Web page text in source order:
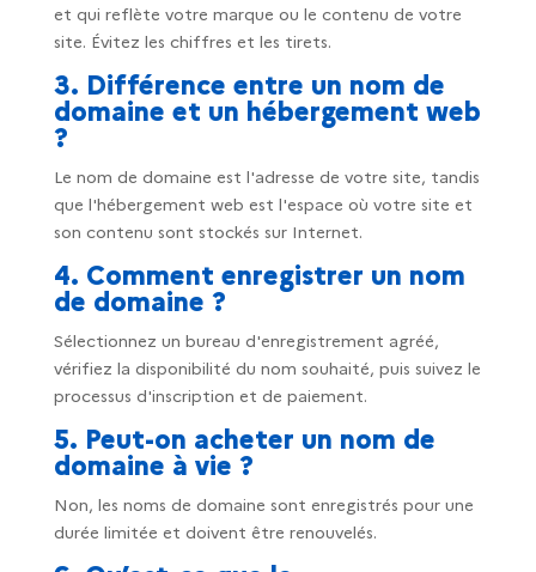
et qui reflète votre marque ou le contenu de votre
site. Évitez les chiffres et les tirets.
3. Différence entre un nom de
domaine et un hébergement web
?
Le nom de domaine est l'adresse de votre site, tandis
que l'hébergement web est l'espace où votre site et
son contenu sont stockés sur Internet.
4. Comment enregistrer un nom
de domaine ?
Sélectionnez un bureau d'enregistrement agréé,
vérifiez la disponibilité du nom souhaité, puis suivez le
processus d'inscription et de paiement.
5. Peut-on acheter un nom de
domaine à vie ?
Non, les noms de domaine sont enregistrés pour une
durée limitée et doivent être renouvelés.